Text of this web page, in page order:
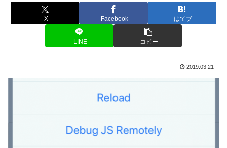
X Facebook はてブ
LINE コピー
2019.03.21